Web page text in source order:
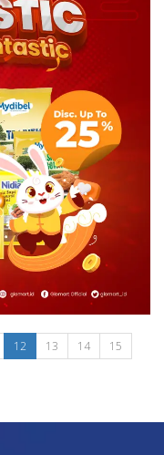
12 13 14
15